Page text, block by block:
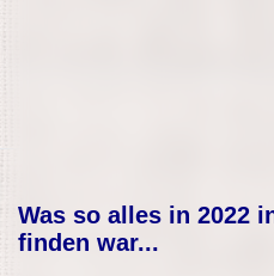
Was so alles in 2022
finden war...